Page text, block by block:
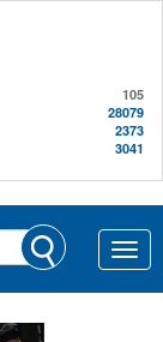
105
28079
2373
3041
Toggle